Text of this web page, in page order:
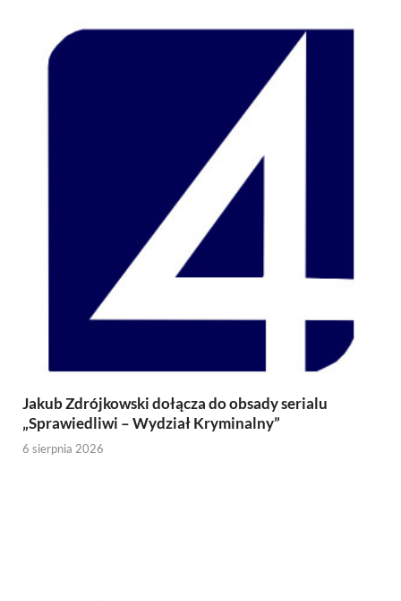
Jakub Zdrójkowski dołącza do obsady serialu
„Sprawiedliwi – Wydział Kryminalny”
6 sierpnia 2026